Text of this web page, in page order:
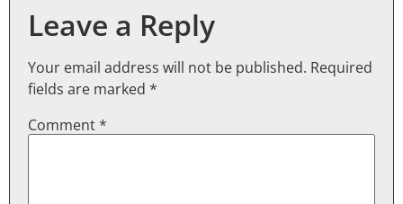
Leave a Reply
Your email address will not be published. Required
fields are marked *
Comment*